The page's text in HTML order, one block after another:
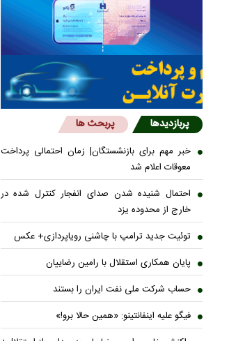
پربازدیدها پربحث ها
خبر مهم برای بازنشستگان| زمان احتمالی پرداخت
معوقات اعلام شد
احتمال شنیده شدن صدای انفجار کنترل شده در
خارج از محدوده یزد
توئیت جدید ترامپ با چاشنی رویاپردازی+ عکس
پایان همکاری استقلال با رامین رضاییان
حساب‌ شرکت ملی نفت ایران را بستند
فیگو علیه اینفانتینو: «همین حالا برو!»